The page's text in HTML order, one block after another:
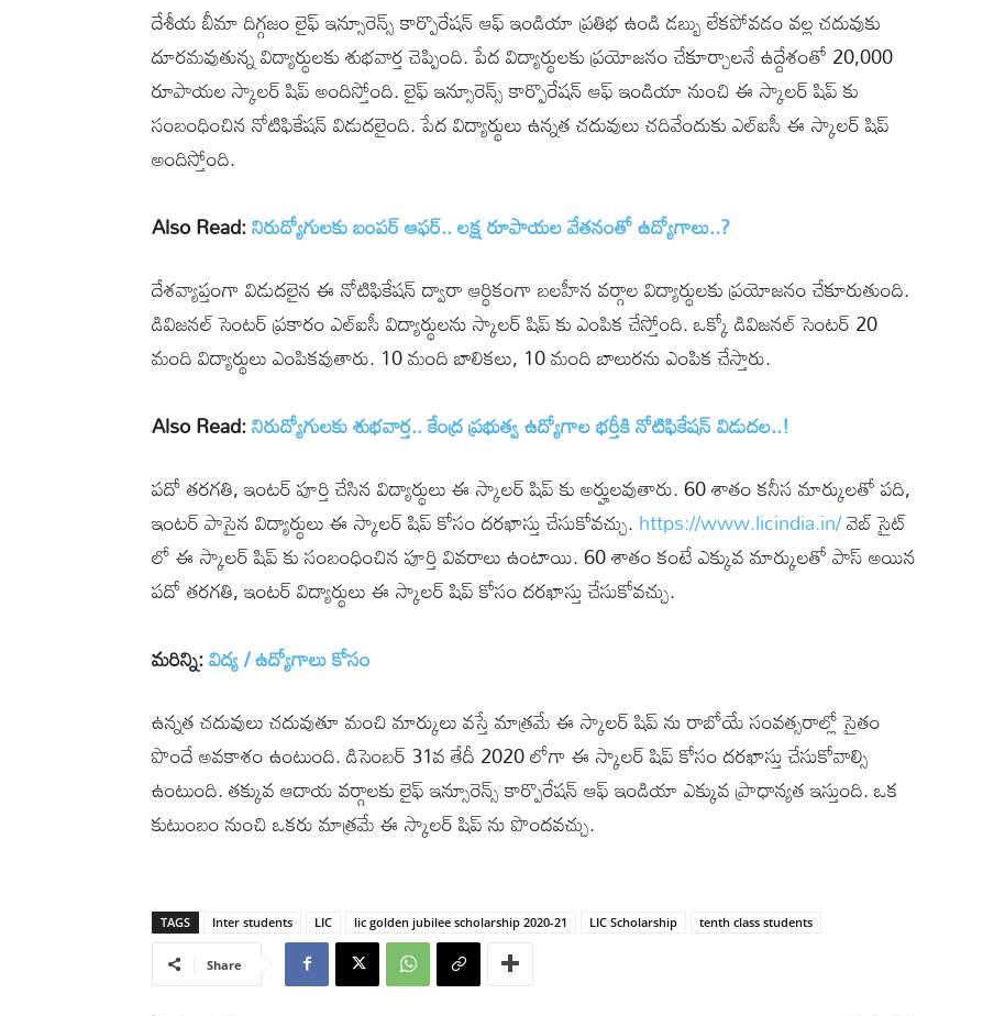
దేశీయ బీమా దిగ్గజం లైఫ్ ఇన్సూరెన్స్ కార్పొరేషన్ ఆఫ్ ఇండియా ప్రతిభ ఉండి డబ్బు లేకపోవడం వల్ల చదువుకు
దూరమవుతున్న విద్యార్థులకు శుభవార్త చెప్పింది. పేద విద్యార్థులకు ప్రయోజనం చేకూర్చాలనే ఉద్దేశంతో 20,000
రూపాయల స్కాలర్ షిప్ అందిస్తోంది. లైఫ్ ఇన్సూరెన్స్ కార్పొరేషన్ ఆఫ్ ఇండియా నుంచి ఈ స్కాలర్ షిప్ కు
సంబంధించిన నోటిఫికేషన్ విడుదలైంది. పేద విద్యార్థులు ఉన్నత చదువులు చదివేందుకు ఎల్ఐసీ ఈ స్కాలర్ షిప్
అందిస్తోంది.
Also Read:నిరుద్యోగులకు బంపర్ ఆఫర్.. లక్ష రూపాయల వేతనంతో ఉద్యోగాలు..?
దేశవ్యాప్తంగా విడుదలైన ఈ నోటిఫికేషన్ ద్వారా ఆర్థికంగా బ‌ల‌హీన వ‌ర్గాల విద్యార్థులకు ప్రయోజనం చేకూరుతుంది.
డివిజ‌న‌ల్ సెంట‌ర్ ప్రకారం ఎల్ఐసీ విద్యార్థులను స్కాలర్ షిప్ కు ఎంపిక చేస్తోంది. ఒక్కో డివిజనల్ సెంటర్ 20
మంది విద్యార్థులు ఎంపికవుతారు. 10 మంది బాలికలు, 10 మంది బాలురను ఎంపిక చేస్తారు.
Also Read:నిరుద్యోగులకు శుభవార్త.. కేంద్ర ప్రభుత్వ ఉద్యోగాల భర్తీకి నోటిఫికేషన్ విడుదల..!
పదో తరగతి, ఇంటర్ పూర్తి చేసిన విద్యార్థులు ఈ స్కాలర్ షిప్ కు అర్హులవుతారు. 60 శాతం కనీస మార్కులతో పది,
ఇంటర్ పాసైన విద్యార్థులు ఈ స్కాలర్ షిప్ కోసం దరఖాస్తు చేసుకోవచ్చు.https://www.licindia.in/వెబ్ సైట్
లో ఈ స్కాలర్ షిప్ కు సంబంధించిన పూర్తి వివరాలు ఉంటాయి. 60 శాతం కంటే ఎక్కువ మార్కులతో పాస్ అయిన
పదో తరగతి, ఇంటర్ విద్యార్థులు ఈ స్కాలర్ షిప్ కోసం దరఖాస్తు చేసుకోవచ్చు.
మరిన్ని:విద్య / ఉద్యోగాలు కోసం
ఉన్నత చదువులు చదువుతూ మంచి మార్కులు వస్తే మాత్రమే ఈ స్కాలర్ షిప్ ను రాబోయే సంవత్సరాల్లో సైతం
పొందే అవకాశం ఉంటుంది. డిసెంబర్‌ ‌31వ తేదీ 2020 లోగా ఈ స్కాలర్ షిప్ కోసం దరఖాస్తు చేసుకోవాల్సి
ఉంటుంది. తక్కువ ఆదాయ వర్గాలకు లైఫ్ ఇన్సూరెన్స్ కార్పొరేషన్ ఆఫ్ ఇండియా ఎక్కువ ప్రాధాన్యత ఇస్తుంది. ఒక
కుటుంబం నుంచి ఒకరు మాత్రమే ఈ స్కాలర్ షిప్ ను పొందవచ్చు.
TAGS Inter students LIC lic golden jubilee scholarship 2020-21 LIC Scholarship tenth class students
Share